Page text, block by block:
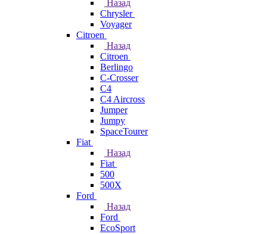
Назад
Chrysler
Voyager
Citroen
Назад
Citroen
Berlingo
C-Crosser
C4
C4 Aircross
Jumper
Jumpy
SpaceTourer
Fiat
Назад
Fiat
500
500X
Ford
Назад
Ford
EcoSport